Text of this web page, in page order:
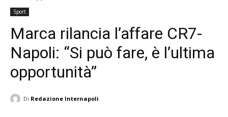
Sport
Marca rilancia l’affare CR7-
Napoli: “Si può fare, è l’ultima
opportunità”
Di Redazione Internapoli